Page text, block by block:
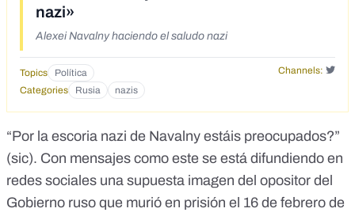
nazi»
Alexei Navalny haciendo el saludo nazi
Topics Política
Channels:
Categories
Rusia nazis
“Por la escoria nazi de Navalny estáis preocupados?”
(sic). Con mensajes como este se está difundiendo en
redes sociales una supuesta imagen del opositor del
Gobierno ruso que murió en prisión el 16 de febrero de